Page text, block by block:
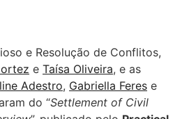
e Resolução de Conflitos,
e Taísa Oliveira, e as
Adestro, Gabriella Feres e
do “Settlement of Civil